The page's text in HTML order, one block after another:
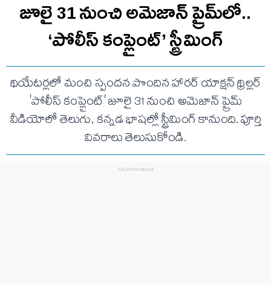
జూలై 31 నుంచి అమెజాన్ ప్రైమ్‌లో..
‘పోలీస్ కంప్లైంట్’ స్ట్రీమింగ్
థియేటర్లలో మంచి స్పందన పొందిన హారర్ యాక్షన్ థ్రిల్లర్
'పోలీస్ కంప్లైంట్' జూలై 31 నుంచి అమెజాన్ ప్రైమ్
వీడియోలో తెలుగు, కన్నడ భాషల్లో స్ట్రీమింగ్ కానుంది. పూర్తి
వివరాలు తెలుసుకోండి.